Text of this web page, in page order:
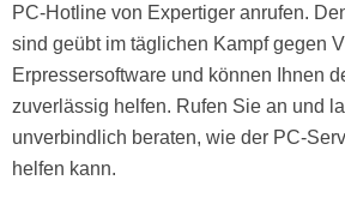
PC-Hotline von Expertiger anrufen.
sind geübt im täglichen Kampf gegen
Erpressersoftware und können Ihnen
zuverlässig helfen. Rufen Sie an und
unverbindlich beraten, wie der PC-
helfen kann.